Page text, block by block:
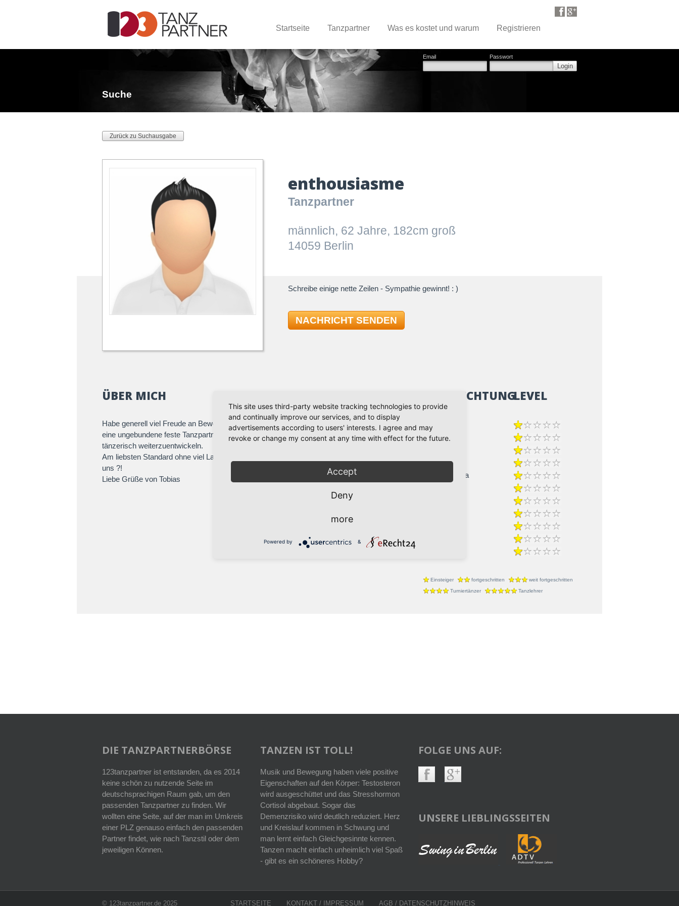
Startseite Tanzpartner Was es kostet und warum Registrieren
Email Passwort
Login
Suche
Zurück zu Suchausgabe
enthousiasme
Tanzpartner
männlich, 62 Jahre, 182cm groß
14059 Berlin
Schreibe einige nette Zeilen - Sympathie gewinnt! : )
NACHRICHT SENDEN
ÜBER MICH
Habe generell viel Freude an Bewegung, noch mehr an rhythmischer zu zweit und suche
eine ungebundene feste Tanzpartnerin, die den Wunsch hat, sich gemeinsam mit mir
tänzerisch weiterzuentwickeln.
Am liebsten Standard ohne viel Latein - ausser Tango natürlich. Vielleicht passt es ja mit
uns ?!
Liebe Grüße von Tobias
TANZRICHTUNG
Standard
Tango
Latein
Cha-Cha-Cha
LEVEL
Einsteiger fortgeschritten
weit fortgeschritten
Turniertänzer
Tanzlehrer
DIE TANZPARTNERBÖRSE
123tanzpartner ist entstanden, da es 2014
keine schön zu nutzende Seite im
deutschsprachigen Raum gab, um den
passenden Tanzpartner zu finden. Wir
wollten eine Seite, auf der man im Umkreis
einer PLZ genauso einfach den passenden
Partner findet, wie nach Tanzstil oder dem
jeweiligen Können.
TANZEN IST TOLL!
Musik und Bewegung haben viele positive
Eigenschaften auf den Körper: Testosteron
wird ausgeschüttet und das Stresshormon
Cortisol abgebaut. Sogar das
Demenzrisiko wird deutlich reduziert. Herz
und Kreislauf kommen in Schwung und
man lernt einfach Gleichgesinnte kennen.
Tanzen macht einfach unheimlich viel Spaß
- gibt es ein schöneres Hobby?
FOLGE UNS AUF:
UNSERE LIEBLINGSSEITEN
© 123tanzpartner.de 2025 STARTSEITE KONTAKT / IMPRESSUM AGB / DATENSCHUTZHINWEIS
This site uses third-party website tracking technologies to provide
and continually improve our services, and to display
advertisements according to users' interests. I agree and may
revoke or change my consent at any time with effect for the future.
Accept
Deny
more
Powered by &